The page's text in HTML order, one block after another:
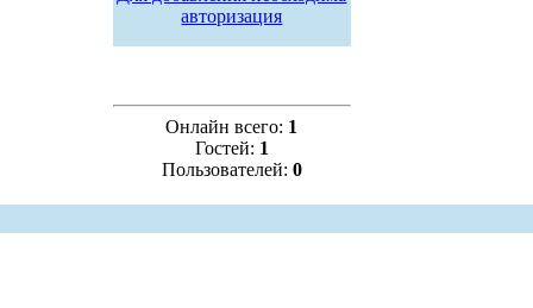
авторизация
Онлайн всего: 1
Гостей: 1
Пользователей: 0